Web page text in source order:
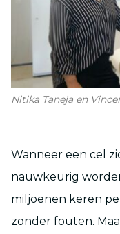
Nitika Taneja en
Wanneer een cel
nauwkeurig
miljoenen keren
zonder fouten.